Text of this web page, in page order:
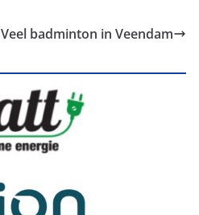
Veel badminton in Veendam